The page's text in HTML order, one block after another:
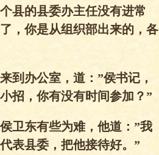
县的县委办主任没有进常
，你是从组织部出来的，各
到办公室，道：”侯书记，
招，你有没有时间参加？”
卫东有些为难，他道：”我
表县委，把他接待好。”